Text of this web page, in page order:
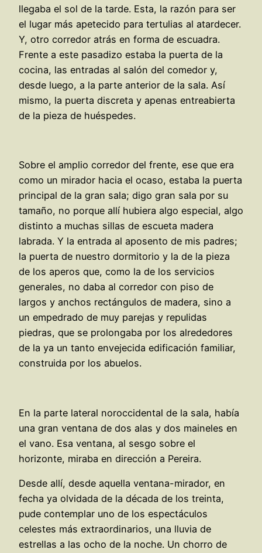
llegaba el sol de la tarde. Esta, la razón para ser
el lugar más apetecido para tertulias al atardecer.
Y, otro corredor atrás en forma de escuadra.
Frente a este pasadizo estaba la puerta de la
cocina, las entradas al salón del comedor y,
desde luego, a la parte anterior de la sala. Así
mismo, la puerta discreta y apenas entreabierta
de la pieza de huéspedes.
Sobre el amplio corredor del frente, ese que era
como un mirador hacia el ocaso, estaba la puerta
principal de la gran sala; digo gran sala por su
tamaño, no porque allí hubiera algo especial, algo
distinto a muchas sillas de escueta madera
labrada. Y la entrada al aposento de mis padres;
la puerta de nuestro dormitorio y la de la pieza
de los aperos que, como la de los servicios
generales, no daba al corredor con piso de
largos y anchos rectángulos de madera, sino a
un empedrado de muy parejas y repulidas
piedras, que se prolongaba por los alrededores
de la ya un tanto envejecida edificación familiar,
construida por los abuelos.
En la parte lateral noroccidental de la sala, había
una gran ventana de dos alas y dos maineles en
el vano. Esa ventana, al sesgo sobre el
horizonte, miraba en dirección a Pereira.
Desde allí, desde aquella ventana-mirador, en
fecha ya olvidada de la década de los treinta,
pude contemplar uno de los espectáculos
celestes más extraordinarios, una lluvia de
estrellas a las ocho de la noche. Un chorro de